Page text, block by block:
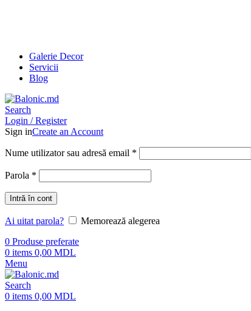
Galerie Decor
Servicii
Blog
Search
Login / Register
Sign inCreate an Account
Nume utilizator sau adresă email *
Parola *
Intră în cont
Ai uitat parola?
Memorează alegerea
0 Produse preferate
0 items 0,00 MDL
Menu
Search
0 items 0,00 MDL